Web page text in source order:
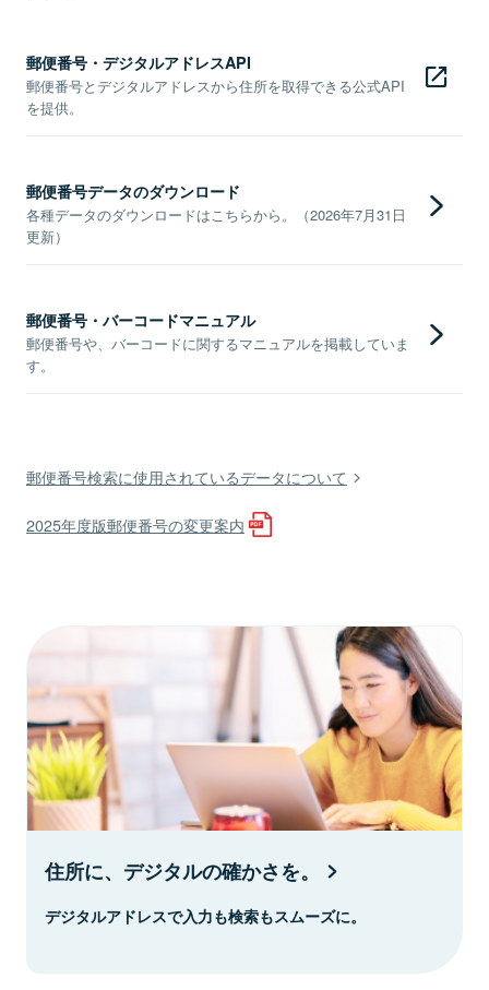
郵便番号・デジタルアドレスAPI
郵便番号とデジタルアドレスから住所を取得できる公式API
を提供。
郵便番号データのダウンロード
各種データのダウンロードはこちらから。（2026年7月31日
更新）
郵便番号・バーコードマニュアル
郵便番号や、バーコードに関するマニュアルを掲載していま
す。
郵便番号検索に使用されているデータについて
2025年度版郵便番号の変更案内
住所に、デジタルの確かさを。
デジタルアドレスで入力も検索もスムーズに。